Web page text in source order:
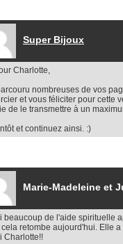
Super Bijoux
Charlotte,
nombreuses de vos
et vous féliciter pour cette
de le transmettre à un
et continuez ainsi. :)
Marie-Madeleine et
beaucoup de l'aide spirituelle
cela retombe aujourd'hui. Elle
Charlotte!!